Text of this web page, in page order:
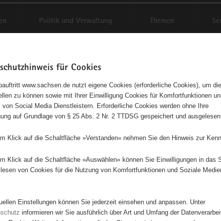
Politik und Verwaltung Themen
auf Karte anzeigen
Initiativen Projekte Nach Alphabet Nach
94 Suchergebnisse
für Cookies
www.sachsen.de nutzt eigene Cookies (erforderliche Cookies), um
zu können sowie mit Ihrer Einwilligung Cookies für Komfortfunktionen
von Social Media Dienstleistern. Erforderliche Cookies werden ohne Ihre
auf Grundlage von § 25 Abs. 2 Nr. 2 TTDSG gespeichert und
Klick auf die Schaltfläche »Verstanden« nehmen Sie den Hinweis zur
Klick auf die Schaltfläche »Auswählen« können Sie Einwilligungen in das
von Cookies für die Nutzung von Komfortfunktionen und Soziale
Einstellungen können Sie jederzeit einsehen und anpassen. Unter
informieren wir Sie ausführlich über Art und Umfang der